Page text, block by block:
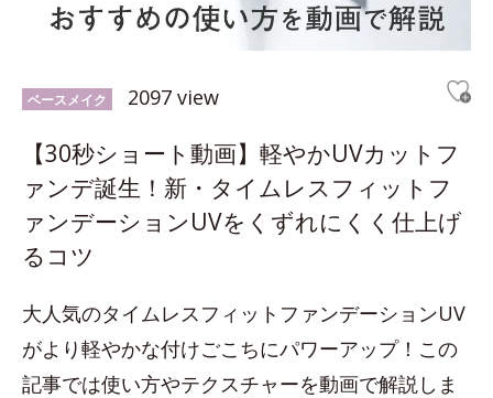
ベースメイク 2097 view
【30秒ショート動画】軽やかUVカットフ
ァンデ誕生！新・タイムレスフィットフ
ァンデーションUVをくずれにくく仕上げ
るコツ
大人気のタイムレスフィットファンデーションUV
がより軽やかな付けごこちにパワーアップ！この
記事では使い方やテクスチャーを動画で解説しま